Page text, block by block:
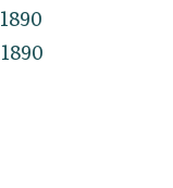
1890
1890